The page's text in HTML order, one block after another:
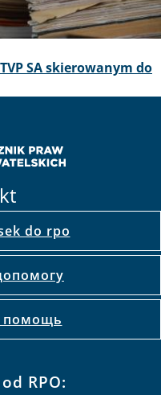
SA skierowanym do
do rpo
помощь
RPO: